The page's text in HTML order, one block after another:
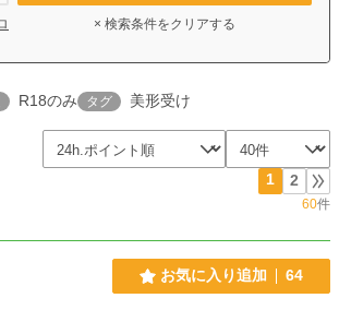
× 検索条件をクリアする
R18のみ タグ 美形受け
1 2
60件
お気に入り追加 64